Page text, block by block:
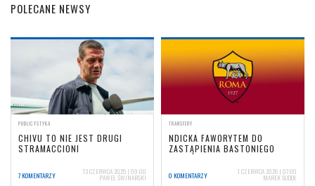
POLECANE NEWSY
PUBLICYSTYKA
CHIVU TO NIE JEST DRUGI
STRAMACCIONI
7 KOMENTARZY 13 CZERWCA 2025 | 09:00
PAWEŁ ŚWINARSKI
TRANSFERY
NDICKA FAWORYTEM DO
ZASTĄPIENIA BASTONIEGO
0 KOMENTARZY 1 CZERWCA 2026 | 07:00
MAREK SUDOŁ